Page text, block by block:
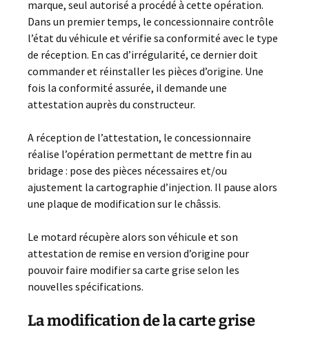
marque, seul autorisé a procédé à cette opération.
Dans un premier temps, le concessionnaire contrôle
l’état du véhicule et vérifie sa conformité avec le type
de réception. En cas d’irrégularité, ce dernier doit
commander et réinstaller les pièces d’origine. Une
fois la conformité assurée, il demande une
attestation auprès du constructeur.
A réception de l’attestation, le concessionnaire
réalise l’opération permettant de mettre fin au
bridage : pose des pièces nécessaires et/ou
ajustement la cartographie d’injection. Il pause alors
une plaque de modification sur le châssis.
Le motard récupère alors son véhicule et son
attestation de remise en version d’origine pour
pouvoir faire modifier sa carte grise selon les
nouvelles spécifications.
La modification de la carte grise